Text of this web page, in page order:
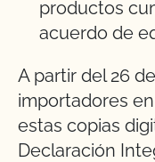
productos
acuerdo de
A partir del 26
importadores
estas copias
Declaración